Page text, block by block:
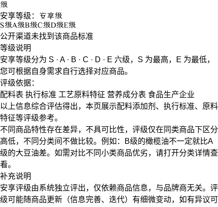
级
安享等级： 安享级
S级A级B级C级D级E级
公开渠道未找到该商品标准
等级说明
安享等级分为 S · A · B · C · D · E 六级， S 为最高， E 为最低，
您可根据自身需求自行选择对应商品。
评级依据：
配料表 执行标准 工艺原料特征 营养成分表 食品生产企业
以上信息综合评估得出，本页展示配料添加剂 、 执行标准、 原料
特征等评级参考。
不同商品特性存在差异，不具可比性，评级仅在 同类商品下区分
高低，不同分类间不做比较。例如：B级的橄榄油不一定就比A
级的大豆油差。如需对比不同小类商品优劣，请打开分类详情查
看。
补充说明
安享评级由系统独立评出，仅依赖商品信息， 与品牌商无关。评
级可能随商品更新（信息完善、迭代）有细微变动，如有异议可